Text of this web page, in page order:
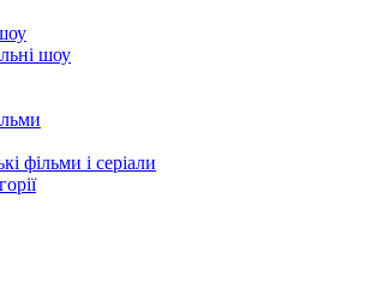
шоу
фільми і серіали